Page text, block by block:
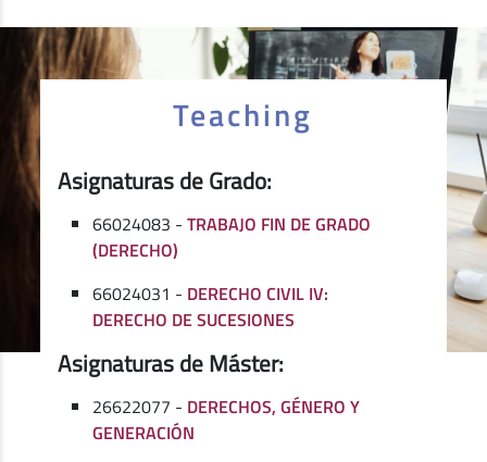
Teaching
Asignaturas de Grado:
66024083 -TRABAJO FIN DE GRADO
(DERECHO)
66024031 - DERECHO CIVIL IV:
DERECHO DE SUCESIONES
Asignaturas de Máster:
26622077 - DERECHOS, GÉNERO Y
GENERACIÓN